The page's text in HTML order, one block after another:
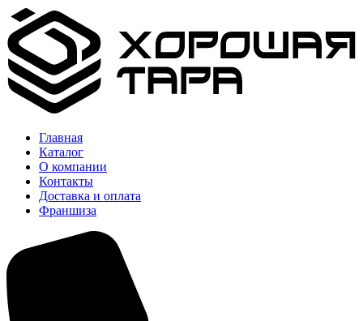
Главная
Каталог
О компании
Контакты
Доставка и оплата
Франшиза